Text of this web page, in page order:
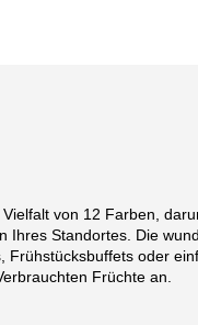
von 12 Farben,
Ihres Standortes. Die
oder
Früchte an.